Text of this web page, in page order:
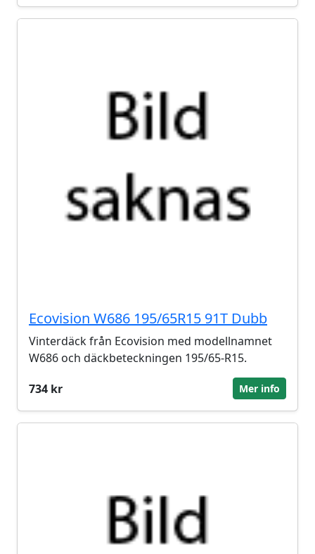
Ecovision W686 195/65R15 91T Dubb
Vinterdäck från Ecovision med modellnamnet
W686 och däckbeteckningen 195/65-R15.
734 kr
Mer info